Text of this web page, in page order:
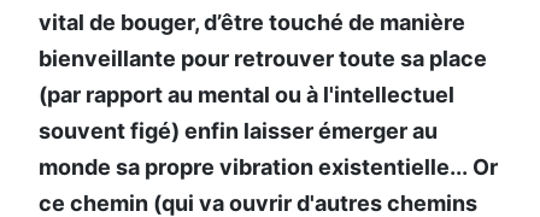
vital de bouger, d’être touché de manière
bienveillante pour retrouver toute sa place
(par rapport au mental ou à l'intellectuel
souvent figé) enfin laisser émerger au
monde sa propre vibration existentielle... Or
ce chemin (qui va ouvrir d'autres chemins